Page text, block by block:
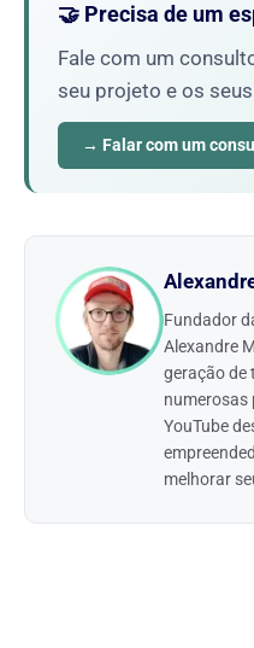
🤝 Precisa de um
Fale com um
seu projeto e os
→ Falar com um
Fundador
Alexandre
geração de
numerosas
YouTube
melhorar